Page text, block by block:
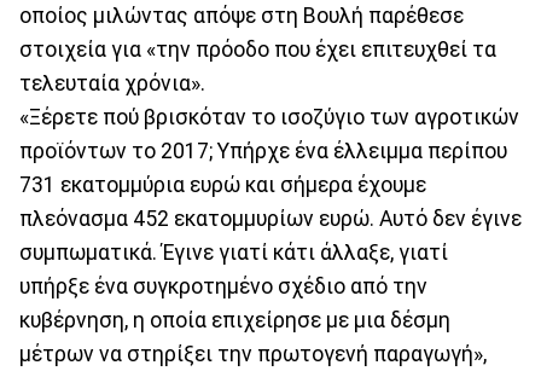
οποίος μιλώντας απόψε στη Βουλή παρέθεσε
στοιχεία για «την πρόοδο που έχει επιτευχθεί τα
τελευταία χρόνια».
«Ξέρετε πού βρισκόταν το ισοζύγιο των αγροτικών
προϊόντων το 2017; Υπήρχε ένα έλλειμμα περίπου
731 εκατομμύρια ευρώ και σήμερα έχουμε
πλεόνασμα 452 εκατομμυρίων ευρώ. Αυτό δεν έγινε
συμπωματικά. Έγινε γιατί κάτι άλλαξε, γιατί
υπήρξε ένα συγκροτημένο σχέδιο από την
κυβέρνηση, η οποία επιχείρησε με μια δέσμη
μέτρων να στηρίξει την πρωτογενή παραγωγή»,